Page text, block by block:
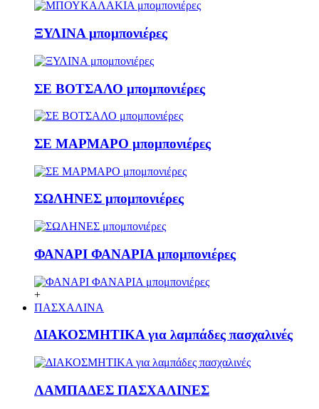
ΞΥΛΙΝΑ μπομπονιέρες
ΣΕ ΒΟΤΣΑΛΟ μπομπονιέρες
ΣΕ ΜΑΡΜΑΡΟ μπομπονιέρες
ΣΩΛΗΝΕΣ μπομπονιέρες
ΦΑΝΑΡΙ ΦΑΝΑΡΙΑ μπομπονιέρες
+
ΠΑΣΧΑΛΙΝΑ
ΔΙΑΚΟΣΜΗΤΙΚΑ για λαμπάδες πασχαλινές
ΛΑΜΠΑΔΕΣ ΠΑΣΧΑΛΙΝΕΣ